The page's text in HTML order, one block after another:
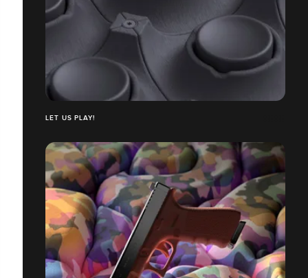
LET US PLAY!